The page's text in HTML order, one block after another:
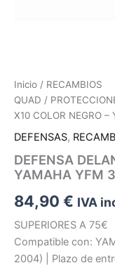
Inicio / RECAMBIOS
QUAD /
X10 COLOR NEGRO
DEFENSAS,
DEFENSA
YAMAHA YFM
84,90 € IVA
SUPERIORES A 75€
Compatible con:
2004) | Plazo de